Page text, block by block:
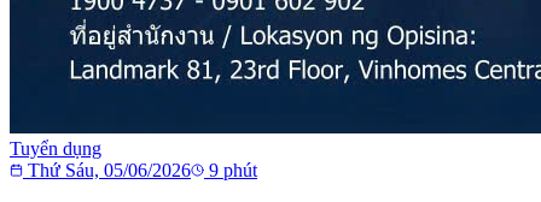
Tuyển dụng
Thứ Sáu, 05/06/2026
9 phút